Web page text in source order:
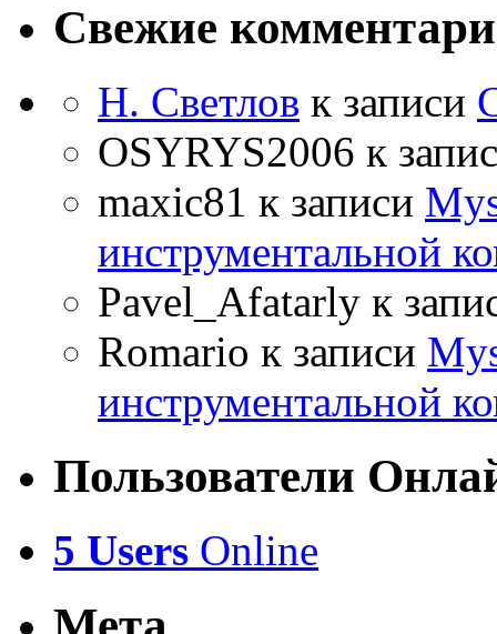
Свежие
Н. Светлов к записи
OSYRYS2006 к
maxic81 к записи
инструментальной
Pavel_Afatarly к
Romario к записи
инструментальной
Пользователи
5 Users Online